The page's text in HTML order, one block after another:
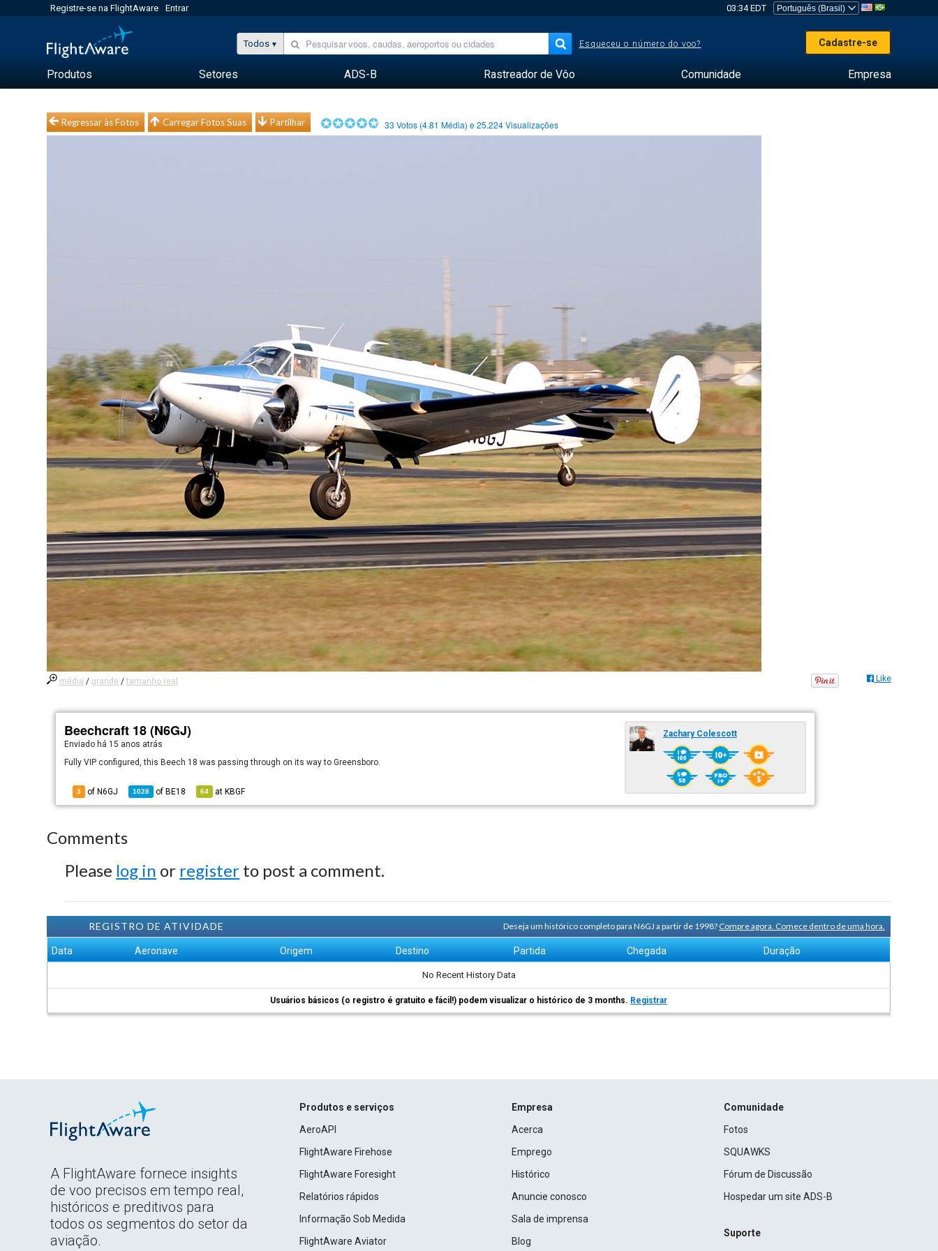
Registre-se na FlightAware Entrar 03:34 EDT
Todos Esqueceu o número do voo? Cadastre-se
Produtos Setores ADS-B Rastreador de Vôo Comunidade Empresa
Regressar às Fotos Carregar Fotos Suas Partilhar 33 Votos (4.81 Média) e25.224Visualizações
média / grande /tamanho real Like
Beechcraft 18 (N6GJ)
Enviado há 15 anos atrás
Fully VIP configured, this Beech 18 was passing through on its way to Greensboro.
3 of N6GJ 1028 of BE18 64 at KBGF
Zachary Colescott
Comments
Please log in or register to post a comment.
REGISTRO DE ATIVIDADE Deseja um histórico completo para N6GJ a partir de 1998?Compre agora. Comece dentro de uma hora.
Data Aeronave Origem Destino Partida Chegada Duração
No Recent History Data
Usuários básicos (o registro é gratuito e fácil!) podem visualizar o histórico de 3 months. Registrar
A FlightAware fornece insights
de voo precisos em tempo real,
históricos e preditivos para
todos os segmentos do setor da
aviação.
Produtos e serviços
AeroAPI
FlightAware Firehose
FlightAware Foresight
Relatórios rápidos
Informação Sob Medida
FlightAware Aviator
Empresa
Acerca
Emprego
Histórico
Anuncie conosco
Sala de imprensa
Blog
Comunidade
Fotos
SQUAWKS
Fórum de Discussão
Hospedar um site ADS-B
Suporte